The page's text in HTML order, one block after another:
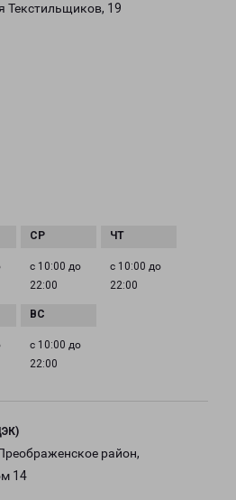
Текстильщиков, 19
с 10:00 до
22:00
с 10:00 до
22:00
с 10:00 до
22:00
район,
14